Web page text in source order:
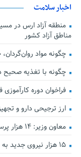
اخبار سلامت
منطقه آزاد ارس در
مناطق آزاد کشور
چگونه مواد
چگونه با تغذیه
فراخوان دوره
ارز ترجیحی دارو و تجهیزات
معاون وزیر: ۱۴ هزار پرستار در مراکز درمانی کشور فعالیت می‌کنند
۱۵ هزار نیروی جدید به نظام سلامت کشور افزوده شد